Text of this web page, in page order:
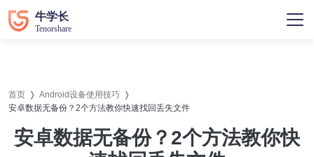
首页
Android设备使用技巧
安卓数据无备份？2个方法教你快速找回丢失文件
安卓数据无备份？2个方法教你快